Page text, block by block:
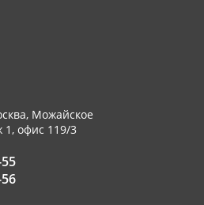
, Можайское
1, офис 119/3